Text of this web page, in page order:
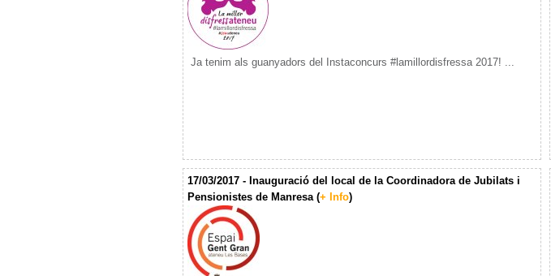
Ja tenim als guanyadors del Instaconcurs #lamillordisfressa 2017! ...
17/03/2017 - Inauguració del local de la Coordinadora de Jubilats i
Pensionistes de Manresa (+ Info)